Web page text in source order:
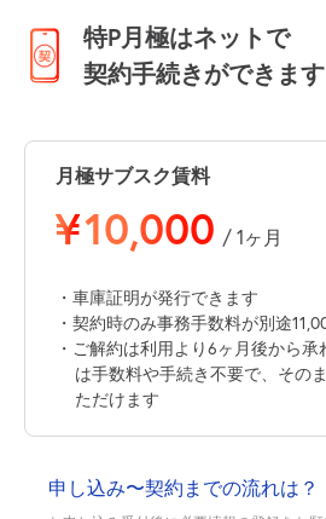
特P月極はネットで
契約手続きができます
月極サブスク賃料
¥10,000 / 1ヶ月
・車庫証明が発行できます
・契約時のみ事務手数料が別途
・ご解約は利用より6ヶ月後から
は手数料や手続き不要で、その
ただけます
申し込み〜契約までの流れは？